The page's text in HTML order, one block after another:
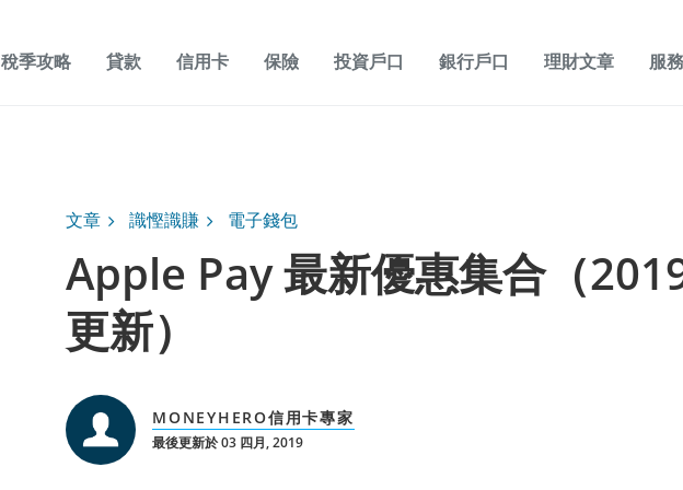
稅季攻略 貸款 信用卡 保險 投資戶口 銀行戶口 理財文章 服
文章 識慳識賺 電子錢包
Apple Pay 最新優惠集合（
更新）
MONEYHERO信用卡專家
最後更新於 03 四月, 2019